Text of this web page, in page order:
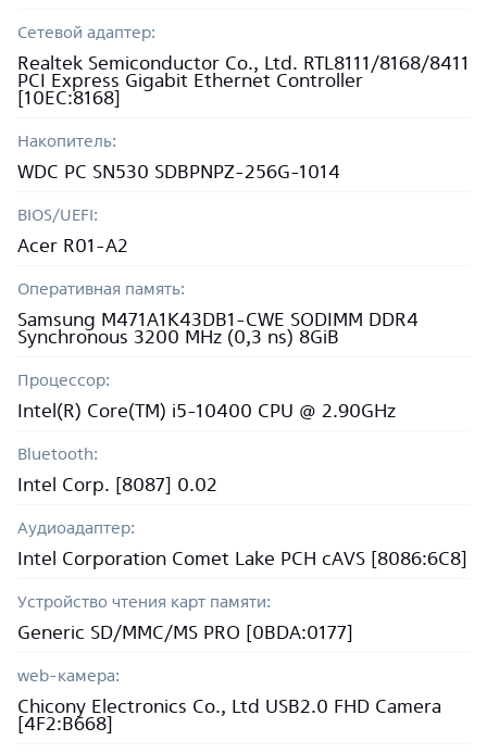
Сетевой адаптер:
Realtek Semiconductor Co., Ltd. RTL8111/8168/8411
PCI Express Gigabit Ethernet Controller
[10EC:8168]
Накопитель:
WDC PC SN530 SDBPNPZ-256G-1014
BIOS/UEFI:
Acer R01-A2
Оперативная память:
Samsung M471A1K43DB1-CWE SODIMM DDR4
Synchronous 3200 MHz (0,3 ns) 8GiB
Процессор:
Intel(R) Core(TM) i5-10400 CPU @ 2.90GHz
Bluetooth:
Intel Corp. [8087] 0.02
Аудиоадаптер:
Intel Corporation Comet Lake PCH cAVS [8086:6C8]
Устройство чтения карт памяти:
Generic SD/MMC/MS PRO [0BDA:0177]
web-камера:
Chicony Electronics Co., Ltd USB2.0 FHD Camera
[4F2:B668]